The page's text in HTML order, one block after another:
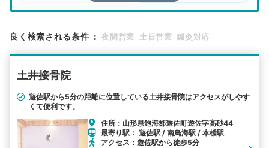
検索する
駅から探す 院名から探す
良く検索される条件 ： 夜間営業 土日営業 鍼灸対応
土井接骨院
遊佐駅から5分の距離に位置している土井接骨院はアクセスがしやす
くて便利です。
住所：山形県飽海郡遊佐町遊佐字高砂44
最寄り駅： 遊佐駅 / 南鳥海駅 / 本楯駅
アクセス：遊佐駅から徒歩5分